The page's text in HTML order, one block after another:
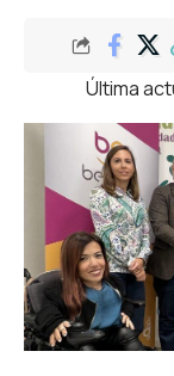
Última